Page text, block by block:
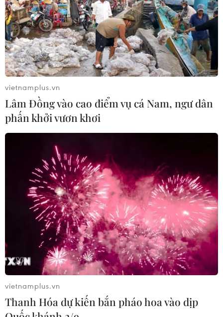
vietnamplus.vn
Lâm Đồng vào cao điểm vụ cá Nam, ngư dân
phấn khởi vươn khơi
vietnamplus.vn
Thanh Hóa dự kiến bắn pháo hoa vào dịp